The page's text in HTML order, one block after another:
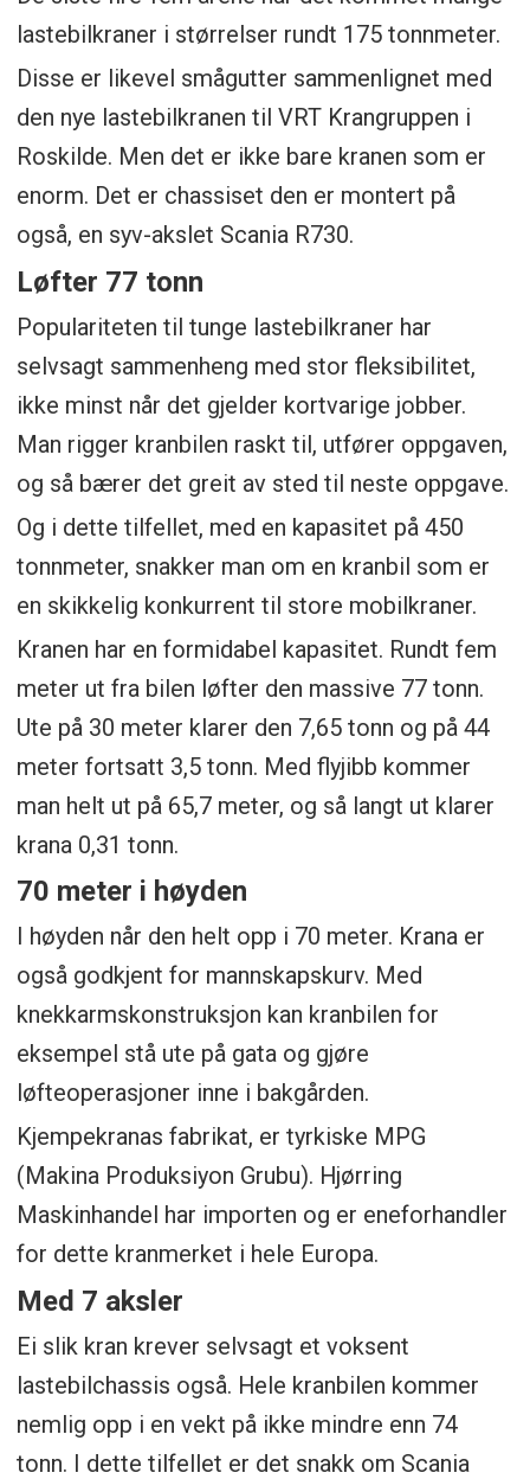
lastebilkraner i størrelser rundt 175 tonnmeter.
Disse er likevel smågutter sammenlignet med
den nye lastebilkranen til VRT Krangruppen i
Roskilde. Men det er ikke bare kranen som er
enorm. Det er chassiset den er montert på
også, en syv-akslet Scania R730.
Løfter 77 tonn
Populariteten til tunge lastebilkraner har
selvsagt sammenheng med stor fleksibilitet,
ikke minst når det gjelder kortvarige jobber.
Man rigger kranbilen raskt til, utfører oppgaven,
og så bærer det greit av sted til neste oppgave.
Og i dette tilfellet, med en kapasitet på 450
tonnmeter, snakker man om en kranbil som er
en skikkelig konkurrent til store mobilkraner.
Kranen har en formidabel kapasitet. Rundt fem
meter ut fra bilen løfter den massive 77 tonn.
Ute på 30 meter klarer den 7,65 tonn og på 44
meter fortsatt 3,5 tonn. Med flyjibb kommer
man helt ut på 65,7 meter, og så langt ut klarer
krana 0,31 tonn.
70 meter i høyden
I høyden når den helt opp i 70 meter. Krana er
også godkjent for mannskapskurv. Med
knekkarmskonstruksjon kan kranbilen for
eksempel stå ute på gata og gjøre
løfteoperasjoner inne i bakgården.
Kjempekranas fabrikat, er tyrkiske MPG
(Makina Produksiyon Grubu). Hjørring
Maskinhandel har importen og er eneforhandler
for dette kranmerket i hele Europa.
Med 7 aksler
Ei slik kran krever selvsagt et voksent
lastebilchassis også. Hele kranbilen kommer
nemlig opp i en vekt på ikke mindre enn 74
tonn. I dette tilfellet er det snakk om Scania